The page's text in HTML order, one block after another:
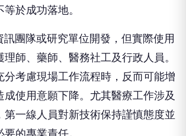
於成功落地。
團隊或研究單位開發，但實際使用
師、藥師、醫務社工及行政人員。
分考慮現場工作流程時，反而可能增
成使用意願下降。尤其醫療工作涉及
第一線人員對新技術保持謹慎態度並
的專業責任。